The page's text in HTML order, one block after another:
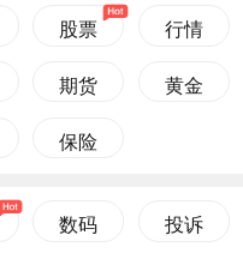
股票 行情
期货 黄金
保险
数码 投诉